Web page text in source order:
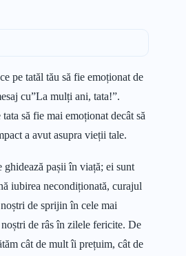
pe tatăl tău să fie emoționat de
cu”La mulți ani, tata!”.
să fie mai emoționat decât să
a avut asupra vieții tale.
ghidează pașii în viață; ei sunt
iubirea necondiționată, curajul
de sprijin în cele mai
de râs în zilele fericite. De
cât de mult îi prețuim, cât de